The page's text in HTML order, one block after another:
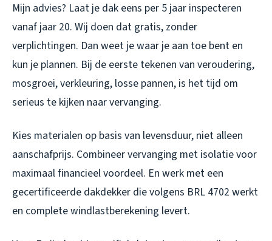
Mijn advies? Laat je dak eens per 5 jaar inspecteren
vanaf jaar 20. Wij doen dat gratis, zonder
verplichtingen. Dan weet je waar je aan toe bent en
kun je plannen. Bij de eerste tekenen van veroudering,
mosgroei, verkleuring, losse pannen, is het tijd om
serieus te kijken naar vervanging.
Kies materialen op basis van levensduur, niet alleen
aanschafprijs. Combineer vervanging met isolatie voor
maximaal financieel voordeel. En werk met een
gecertificeerde dakdekker die volgens BRL 4702 werkt
en complete windlastberekening levert.